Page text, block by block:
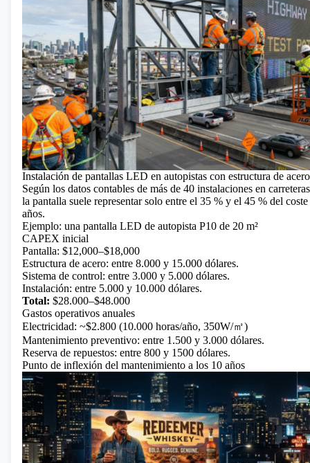
Instalación de pantallas LED en autopistas con estructura de
Según los datos contables de más de 40 instalaciones en
la pantalla suele representar solo entre el 35 % y el 45 % del
años.
Ejemplo: una pantalla LED de autopista P10 de 20 m²
CAPEX inicial
Pantalla: $12,000–$18,000
Estructura de acero: entre 8.000 y 15.000 dólares.
Sistema de control: entre 3.000 y 5.000 dólares.
Instalación: entre 5.000 y 10.000 dólares.
Total: $28.000–$48.000
Gastos operativos anuales
Electricidad: ~$2.800 (10.000 horas/año, 350W/㎡)
Mantenimiento preventivo: entre 1.500 y 3.000 dólares.
Reserva de repuestos: entre 800 y 1500 dólares.
Punto de inflexión del mantenimiento a los 10 años